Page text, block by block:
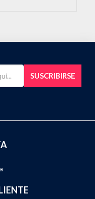
SUSCRIBIRSE